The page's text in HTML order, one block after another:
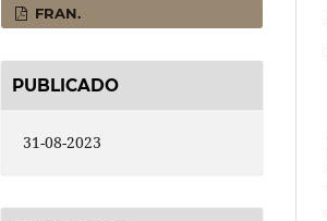
FRAN.
PUBLICADO
31-08-2023